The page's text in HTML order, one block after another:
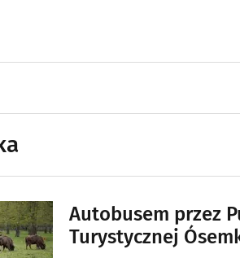
Autobusem przez
Turystycznej